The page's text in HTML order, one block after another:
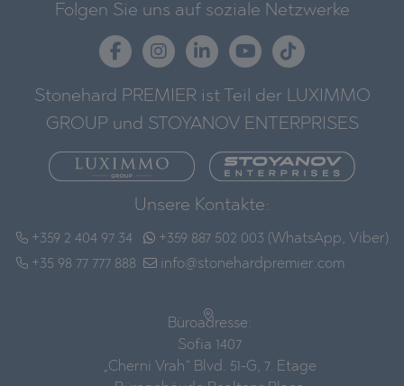
Folgen Sie uns auf soziale Netzwerke
Stonehard PREMIER ist Teil der LUXIMMO
GROUP und STOYANOV ENTERPRISES
Unsere Kontakte:
+359 2 404 97 34
+35 98 77 777 888
+359 887 502 003 (WhatsApp, Viber)
info@stonehardpremier.com
Büroadresse:
Sofia 1407
„Cherni Vrah“ Blvd. 51-G, 7. Etage